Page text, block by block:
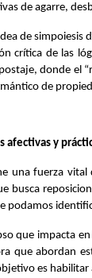
de agarre,
de
crítica de las
donde el
de
afectivas y
una fuerza vital
busca
podamos
que impacta
que abordan
es